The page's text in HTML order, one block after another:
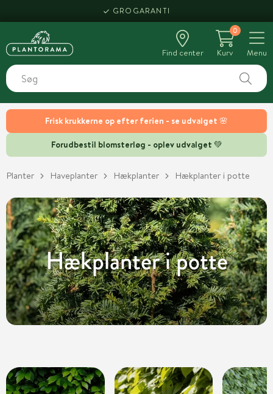
Frisk krukkerne op efter ferien - se udvalget 🌸
Forudbestil blomsterløg - oplev udvalget 💚
GROGARANTI
Find center
0
Kurv
Menu
Planter Haveplanter Hækplanter Hækplanter i potte
Hækplanter i potte